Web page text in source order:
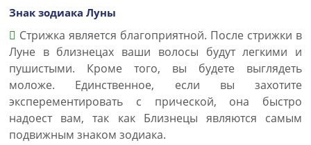
Знак зодиака Луны
Стрижка является благоприятной. После стрижки в
Луне в близнецах ваши волосы будут легкими и
пушистыми. Кроме того, вы будете выглядеть
моложе. Единственное, если вы захотите
эксперементировать с прической, она быстро
надоест вам, так как Близнецы являются самым
подвижным знаком зодиака.